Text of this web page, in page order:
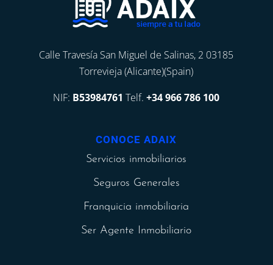
Calle Travesía San Miguel de Salinas, 2 03185
Torrevieja (Alicante)(Spain)
NIF: B53984761 Telf.+34 966 786 100
CONOCE ADAIX
Servicios inmobiliarios
Seguros Generales
Franquicia inmobiliaria
Ser Agente Inmobiliario